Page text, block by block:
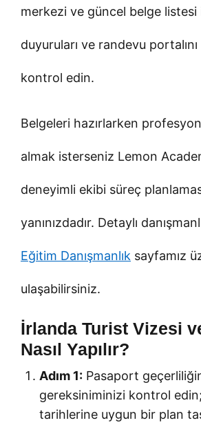
merkezi ve güncel belge listesi
duyuruları ve randevu
kontrol edin.
Belgeleri hazırlarken
almak isterseniz Lemon
deneyimli ekibi süreç
yanınızdadır. Detaylı
Eğitim Danışmanlık sayfamız
ulaşabilirsiniz.
İrlanda Turist Vizesi
Nasıl Yapılır?
Adım 1: Pasaport
gereksiniminizi kontrol
tarihlerine uygun bir plan